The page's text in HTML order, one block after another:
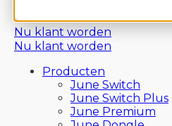
Nu klant worden
Nu klant worden
Producten
June Switch
June Switch Plus
June Premium